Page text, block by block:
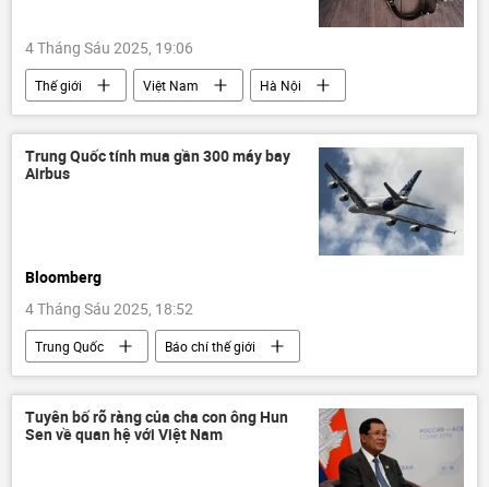
4 Tháng Sáu 2025, 19:06
Thế giới Việt Nam
Hà Nội
Pháp luật
luật hình sự
tội phạm
vi phạm
Trung Quốc tính mua gần 300 máy bay
Airbus
Bloomberg
4 Tháng Sáu 2025, 18:52
Trung Quốc
Báo chí thế giới
Thế giới
máy bay Airbus
Tuyên bố rõ ràng của cha con ông Hun
Sen về quan hệ với Việt Nam